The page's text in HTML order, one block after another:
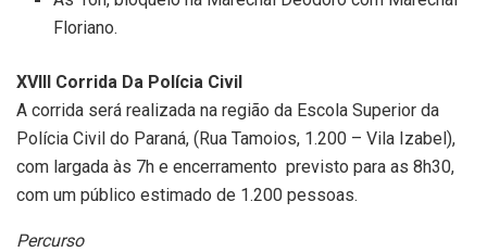
Floriano.
XVIII Corrida Da Polícia Civil
A corrida será realizada na região da Escola Superior da
Polícia Civil do Paraná, (Rua Tamoios, 1.200 – Vila Izabel),
com largada às 7h e encerramento previsto para as 8h30,
com um público estimado de 1.200 pessoas.
Percurso